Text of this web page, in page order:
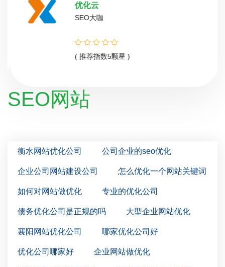
优化云
SEO大咖
( 推荐指数5颗星 )
SEO网站
衡水网站优化公司 公司企业的seo优化
企业公司网站建设公司 怎么优化一个网站关键词
如何对网站做优化 专业的优化公司
债务优化公司是正规的吗 大型企业网站优化
襄阳网站优化公司 哪家优化公司好
优化公司哪家好 企业网站做优化